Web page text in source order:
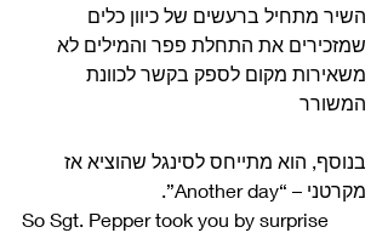
השיר מתחיל ברעשים של כיוון כלים
שמזכירים את התחלת פפר והמילים לא
משאירות מקום לספק בקשר לכוונת
המשורר
בנוסף, הוא מתייחס לסינגל שהוציא אז
מקרטני – “Another day”.
So Sgt. Pepper took you by surprise